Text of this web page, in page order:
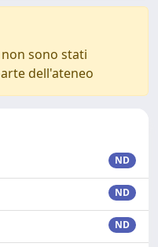
sono stati
dell'ateneo
ND
ND
ND